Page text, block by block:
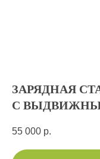
ЗАРЯДНАЯ
С
55 000 р.